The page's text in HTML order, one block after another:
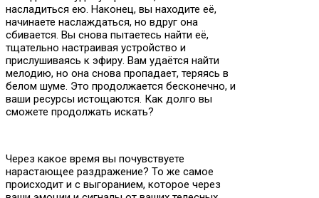
насладиться ею. Наконец, вы находите её,
начинаете наслаждаться, но вдруг она
сбивается. Вы снова пытаетесь найти её,
тщательно настраивая устройство и
прислушиваясь к эфиру. Вам удаётся найти
мелодию, но она снова пропадает, теряясь в
белом шуме. Это продолжается бесконечно, и
ваши ресурсы истощаются. Как долго вы
сможете продолжать искать?
Через какое время вы почувствуете
нарастающее раздражение? То же самое
происходит и с выгоранием, которое через